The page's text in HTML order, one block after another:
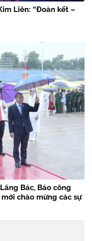
Liên: “Đoàn kết –
Bác, Báo công
chào mừng các sự